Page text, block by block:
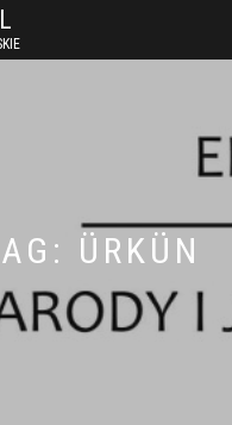
ÜRKÜN